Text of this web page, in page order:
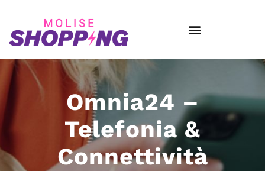
Omnia24 –
Telefonia &
Connettività